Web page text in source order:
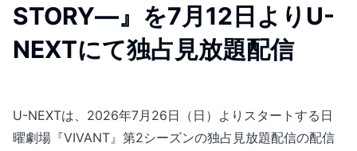
STORY―』を7月12日よりU-
NEXTにて独占見放題配信
U-NEXTは、2026年7月26日（日）よりスタートする日
曜劇場『VIVANT』第2シーズンの独占見放題配信の配信